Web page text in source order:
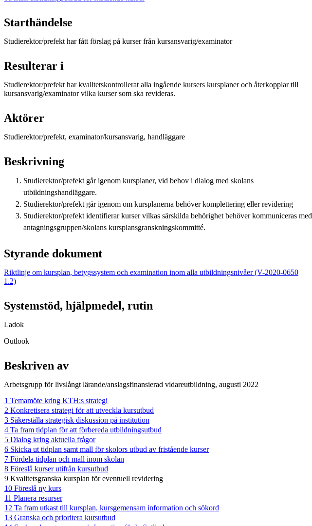
Starthändelse
Studierektor/prefekt har fått förslag på kurser från kursansvarig/examinator
Resulterar i
Studierektor/prefekt har kvalitetskontrollerat alla ingående kursers kursplaner och återkopplar till
kursansvarig/examinator vilka kurser som ska revideras.
Aktörer
Studierektor/prefekt, examinator/kursansvarig, handläggare
Beskrivning
Studierektor/prefekt går igenom kursplaner, vid behov i dialog med skolans
utbildningshandläggare.
Studierektor/prefekt går igenom om kursplanerna behöver komplettering eller revidering
Studierektor/prefekt identifierar kurser vilkas särskilda behörighet behöver kommuniceras med
antagningsgruppen/skolans kursplansgranskningskommitté.
Styrande dokument
Riktlinje om kursplan, betygssystem och examination inom alla utbildningsnivåer (V-2020-0650
1.2)
Systemstöd, hjälpmedel, rutin
Ladok
Outlook
Beskriven av
Arbetsgrupp för livslångt lärande/anslagsfinansierad vidareutbildning, augusti 2022
1 Temamöte kring KTH:s strategi
2 Konkretisera strategi för att utveckla kursutbud
3 Säkerställa strategisk diskussion på institution
4 Ta fram tidplan för att förbereda utbildningsutbud
5 Dialog kring aktuella frågor
6 Skicka ut tidplan samt mall för skolors utbud av fristående kurser
7 Fördela tidplan och mall inom skolan
8 Föreslå kurser utifrån kursutbud
9 Kvalitetsgranska kursplan för eventuell revidering
10 Föreslå ny kurs
11 Planera resurser
12 Ta fram utkast till kursplan, kursgemensam information och sökord
13 Granska och prioritera kursutbud